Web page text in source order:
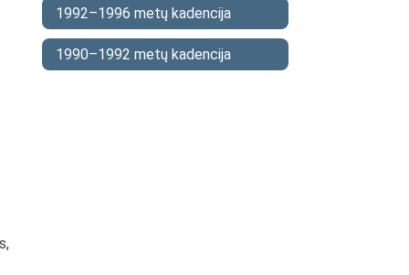
1992–1996 metų kadencija
1990–1992 metų kadencija